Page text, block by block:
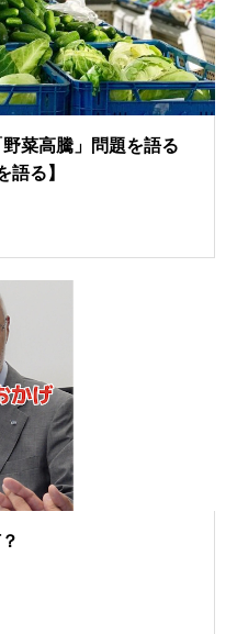
菜高騰」問題を語る
語る】